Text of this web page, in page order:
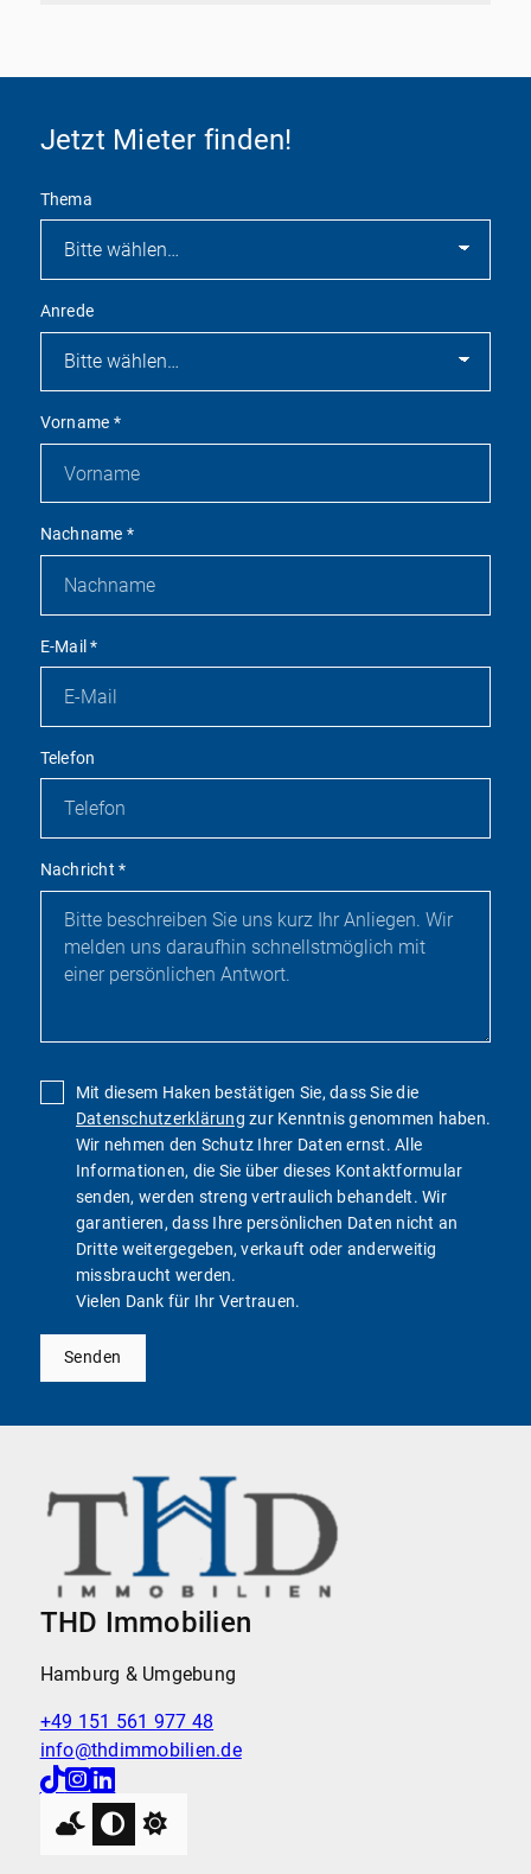
Jetzt Mieter finden!
Thema
Anrede
Vorname *
Nachname *
E-Mail*
Telefon
Nachricht*
Mit diesem Haken bestätigen Sie, dass Sie die
Datenschutzerklärung zur Kenntnis genommen haben.
Wir nehmen den Schutz Ihrer Daten ernst. Alle
Informationen, die Sie über dieses Kontaktformular
senden, werden streng vertraulich behandelt. Wir
garantieren, dass Ihre persönlichen Daten nicht an
Dritte weitergegeben, verkauft oder anderweitig
missbraucht werden.
Vielen Dank für Ihr Vertrauen.
Senden
THD Immobilien
Hamburg & Umgebung
+49 151 561 977 48
info@thdimmobilien.de